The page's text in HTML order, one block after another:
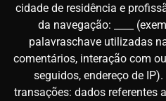
cidade de residência e
da navegação: ____
palavraschave utilizadas
comentários, interação com
seguidos, endereço de
transações: dados referentes